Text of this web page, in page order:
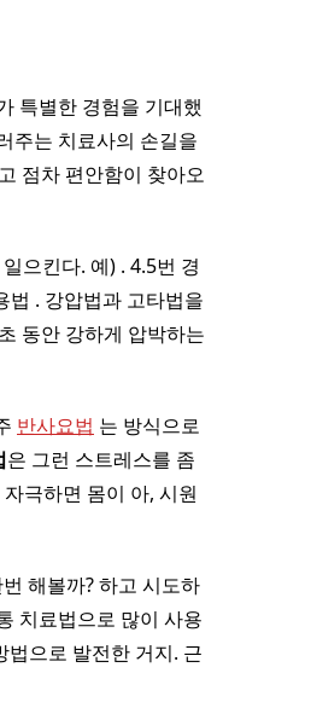
특별한 경험을 기대했
주는 치료사의 손길을
점차 편안함이 찾아오
으킨다. 예) . 4.5번 경
법 . 강압법과 고타법을
동안 강하게 압박하는
반사요법 는 방식으로
은 그런 스트레스를 좀
극하면 몸이 아, 시원
해볼까? 하고 시도하
치료법으로 많이 사용
으로 발전한 거지. 근